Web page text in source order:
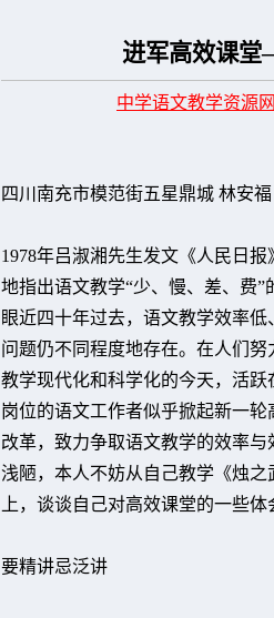
进军高效课
中学语文教学资源网
四川南充市模范街五星鼎城 林安福
1978年吕淑湘先生发文《人民日报
地指出语文教学“少、慢、差、费”
眼近四十年过去，语文教学效率低
问题仍不同程度地存在。在人们努
教学现代化和科学化的今天，活跃
岗位的语文工作者似乎掀起新一轮
改革，致力争取语文教学的效率与
浅陋，本人不妨从自己教学《烛之
上，谈谈自己对高效课堂的一些体
要精讲忌泛讲